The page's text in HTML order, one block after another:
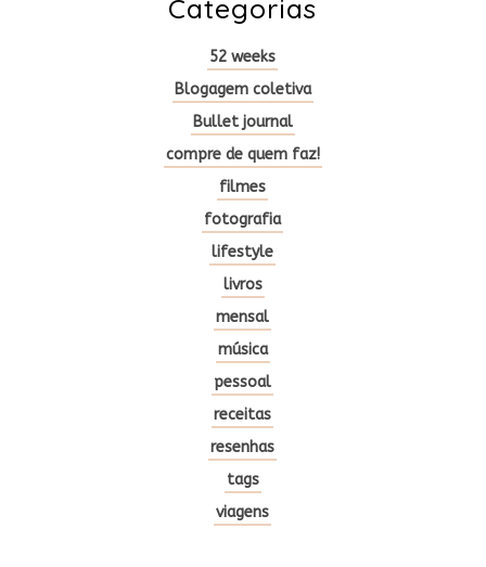
Categorias
52 weeks
Blogagem coletiva
Bullet journal
compre de quem faz!
filmes
fotografia
lifestyle
livros
mensal
música
pessoal
receitas
resenhas
tags
viagens